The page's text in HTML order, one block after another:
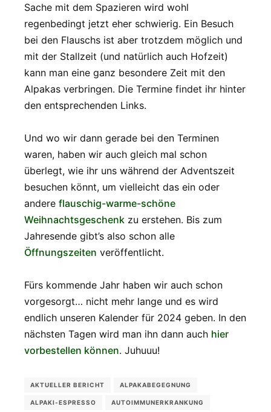
Sache mit dem Spazieren wird wohl
regenbedingt jetzt eher schwierig. Ein Besuch
bei den Flauschs ist aber trotzdem möglich und
mit der Stallzeit (und natürlich auch Hofzeit)
kann man eine ganz besondere Zeit mit den
Alpakas verbringen. Die Termine findet ihr hinter
den entsprechenden Links.
Und wo wir dann gerade bei den Terminen
waren, haben wir auch gleich mal schon
überlegt, wie ihr uns während der Adventszeit
besuchen könnt, um vielleicht das ein oder
andere flauschig-warme-schöne
Weihnachtsgeschenk zu erstehen. Bis zum
Jahresende gibt’s also schon alle
Öffnungszeiten veröffentlicht.
Fürs kommende Jahr haben wir auch schon
vorgesorgt… nicht mehr lange und es wird
endlich unseren Kalender für 2024 geben. In den
nächsten Tagen wird man ihn dann auch hier
vorbestellen können. Juhuuu!
AKTUELLER BERICHT ALPAKABEGEGNUNG
ALPAKI-ESPRESSO AUTOIMMUNERKRANKUNG